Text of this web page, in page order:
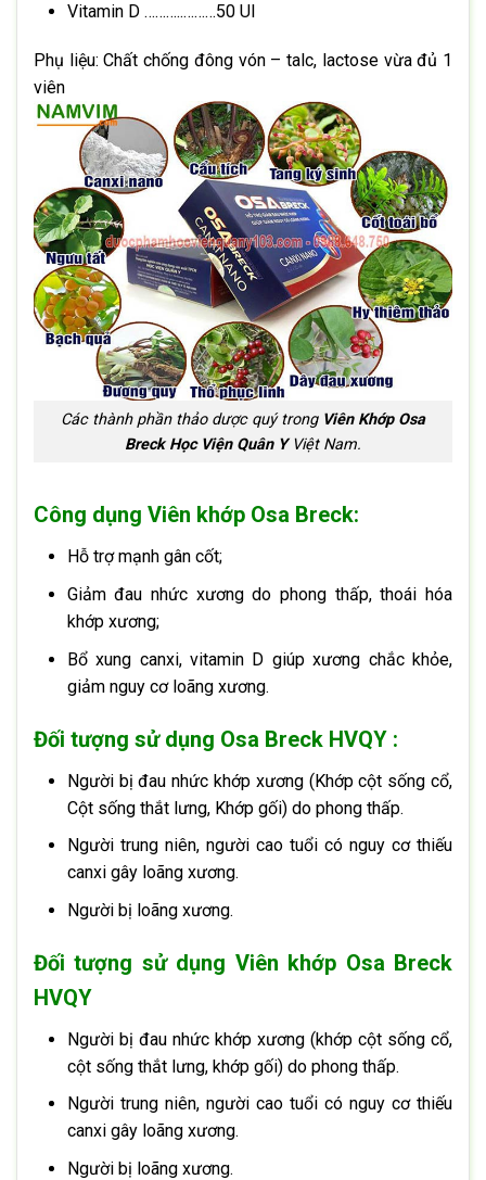
Vitamin D ………..………50 UI
Phụ liệu: Chất chống đông vón – talc, lactose vừa đủ 1
viên
Các thành phần thảo dược quý trong Viên Khớp Osa
Breck Học Viện Quân YViệt Nam.
Công dụng Viên khớp Osa Breck:
Hỗ trợ mạnh gân cốt;
Giảm đau nhức xương do phong thấp, thoái hóa
khớp xương;
Bổ xung canxi, vitamin D giúp xương chắc khỏe,
giảm nguy cơ loãng xương.
Đối tượng sử dụng Osa Breck HVQY :
Người bị đau nhức khớp xương (Khớp cột sống cổ,
Cột sống thắt lưng, Khớp gối) do phong thấp.
Người trung niên, người cao tuổi có nguy cơ thiếu
canxi gây loãng xương.
Người bị loãng xương.
Đối tượng sử dụng Viên khớp Osa Breck
HVQY
Người bị đau nhức khớp xương (khớp cột sống cổ,
cột sống thắt lưng, khớp gối) do phong thấp.
Người trung niên, người cao tuổi có nguy cơ thiếu
canxi gây loãng xương.
Người bị loãng xương.